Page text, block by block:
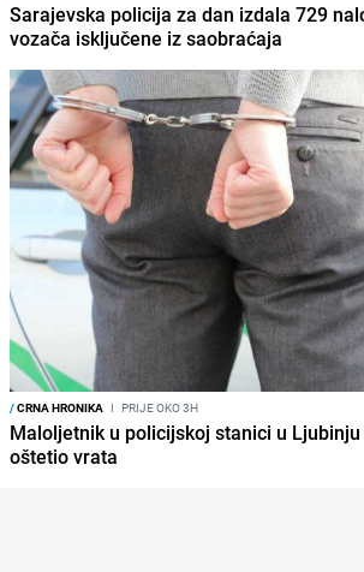
Sarajevska policija za dan izdala 729
vozača isključene iz saobraćaja
/CRNA HRONIKA I PRIJE OKO 3H
Maloljetnik u policijskoj stanici u
oštetio vrata